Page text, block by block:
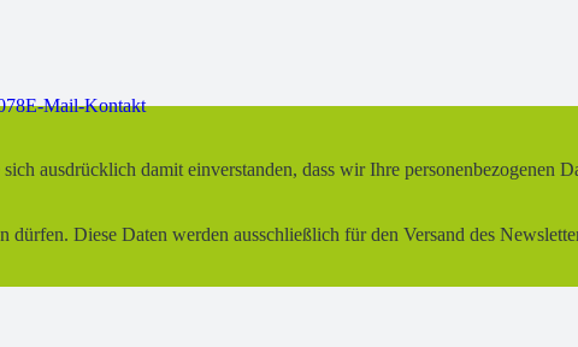
ausdrücklich damit einverstanden, dass wir Ihre personenbezogenen
dürfen. Diese Daten werden ausschließlich für den Versand des
E-Mail-Kontakt